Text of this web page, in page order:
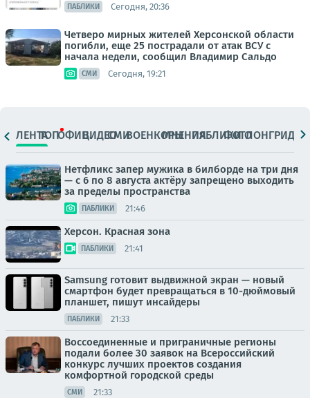
ПАБЛИКИ Сегодня, 20:36
Четверо мирных жителей Херсонской области
погибли, еще 25 пострадали от атак ВСУ с
начала недели, сообщил Владимир Сальдо
СМИ Сегодня, 19:21
ЛЕНТАТОПОФИЦ.ВИДЕОСМИВОЕНКОРЫМНЕНИЯПАБЛИКИ
ФОТОЛОНГРИДЫ
Нетфликс запер мужика в билборде на три дня
— с 6 по 8 августа актёру запрещено выходить
за пределы пространства
ПАБЛИКИ 21:46
Херсон. Красная зона
ПАБЛИКИ 21:41
Samsung готовит выдвижной экран — новый
смартфон будет превращаться в 10-дюймовый
планшет, пишут инсайдеры
ПАБЛИКИ 21:33
Воссоединенные и приграничные регионы
подали более 30 заявок на Всероссийский
конкурс лучших проектов создания
комфортной городской среды
СМИ 21:33